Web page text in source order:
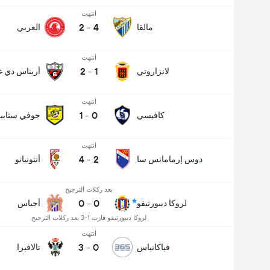
مالقا
انتهت
4
-
2 العربي
لانزاروتي
انتهت
1
-
2 أريناس دي
كافيسي
انتهت
0
-
1 جوفي
دوس إرمامانس سا
انتهت
2
-
4 أنتونيانو
لروكا ديبورتيفو
بعد ركلات الترجيح
0
-
0
لروكا ديبورتيفو فازت 1-3 بعد ركلات الترجيح
أجياس
فياكانياس
انتهت
0
-
3 تالافيرا